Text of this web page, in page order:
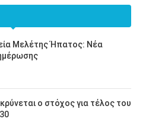
Μελέτης Ήπατος: Νέα
ο στόχος για τέλος του